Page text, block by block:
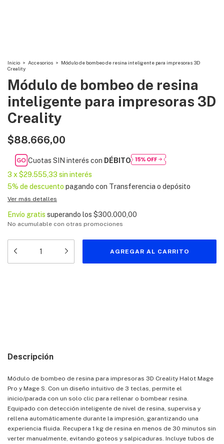
Inicio > Accesorios > Módulo de bombeo de resina inteligente para impresoras 3D
Creality
Módulo de bombeo de resina
inteligente para impresoras 3D
Creality
$88.666,00
Cuotas SIN interés con DÉBITO
3 x $29.555,33 sin interés
5% de descuento pagando con Transferencia o depósito
Ver más detalles
Envío gratis superando los $300.000,00
No acumulable con otras promociones
Descripción
Módulo de bombeo de resina para impresoras 3D Creality Halot Mage
Pro y Mage S. Con un diseño intuitivo de 3 teclas, permite el
inicio/parada con un solo clic para rellenar o bombear resina.
Equipado con detección inteligente de nivel de resina, supervisa y
rellena automáticamente durante la impresión, garantizando una
experiencia fluida. Recupera 1 kg de resina en menos de 30 minutos sin
verter manualmente, evitando goteos y salpicaduras. Incluye tubos de